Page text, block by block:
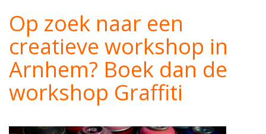
Op zoek naar een
creatieve workshop in
Arnhem? Boek dan de
workshop Graffiti